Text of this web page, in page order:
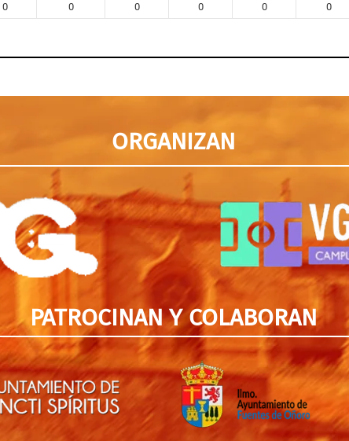
0 0 0 0 0 0
ORGANIZAN
PATROCINAN Y COLABORAN